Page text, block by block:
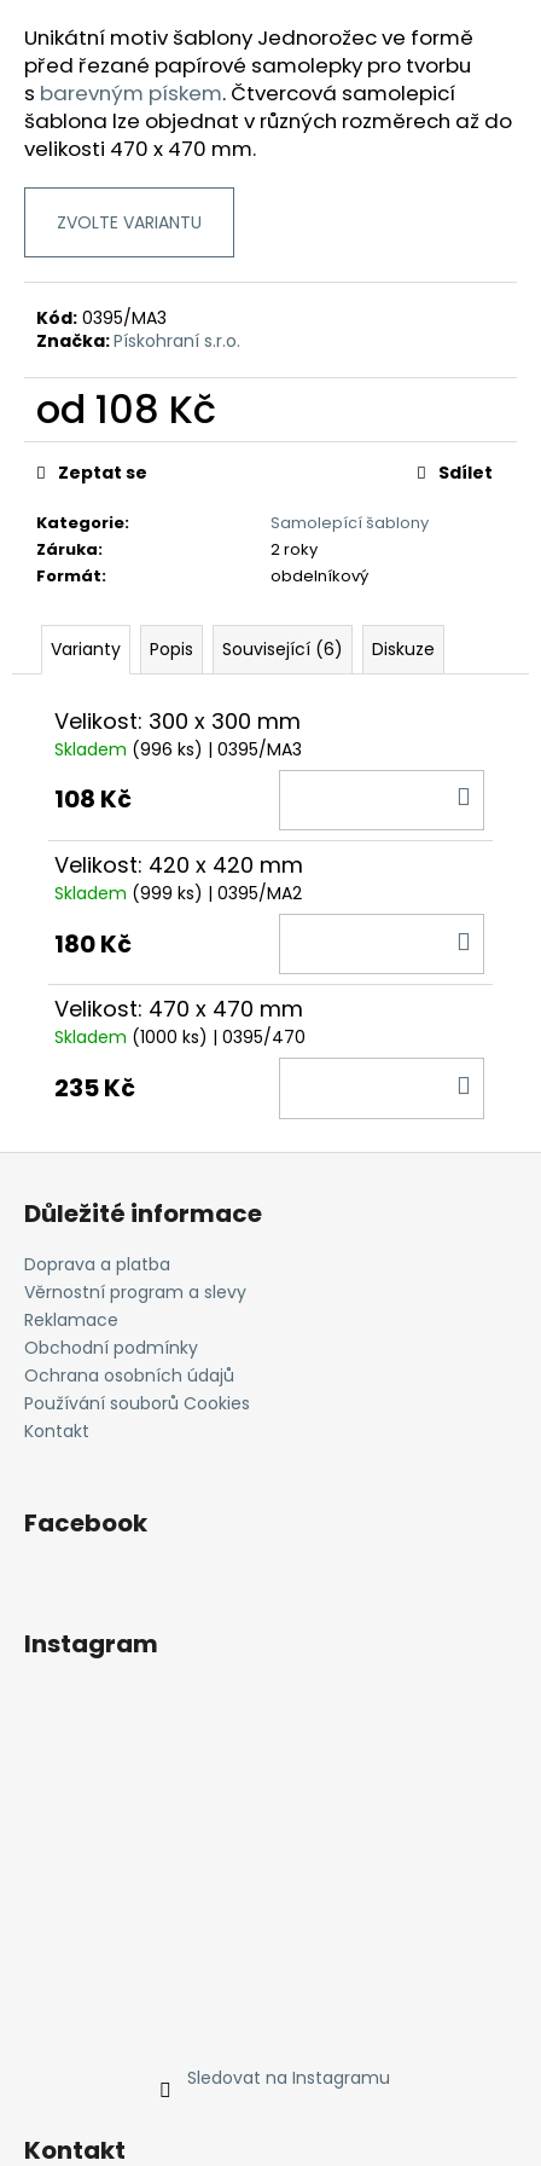
Unikátní motiv šablony Jednorožec ve formě
před řezané papírové samolepky pro tvorbu
s barevným pískem. Čtvercová samolepicí
šablona lze objednat v různých rozměrech až do
velikosti 470 x 470 mm.
ZVOLTE VARIANTU
Kód: 0395/MA3
Značka:Pískohraní s.r.o.
od 108 Kč
Měrná
cena:
Kategorie:
Samolepící šablony
Záruka:
2 roky
Formát: obdelníkový
Zeptat se Sdílet
Varianty Popis Související (6) Diskuze
Velikost: 300 x 300 mm
Skladem (996 ks) | 0395/MA3
108 Kč
Velikost: 420 x 420 mm
Skladem (999 ks) | 0395/MA2
180 Kč
Velikost: 470 x 470 mm
Skladem (1000 ks) | 0395/470
235 Kč
a
j
í
t
?
HLEDAT
D
o
p
o
u
č
u
e
Z
Důležité informace
Doprava a platba
Věrnostní program a slevy
Reklamace
Obchodní podmínky
Ochrana osobních údajů
Používání souborů Cookies
Kontakt
Facebook
Instagram
Sledovat na Instagramu
Kontakt